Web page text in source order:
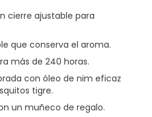
cierre ajustable para
que conserva el aroma.
más de 240 horas.
con óleo de nim eficaz
tigre.
un muñeco de regalo.